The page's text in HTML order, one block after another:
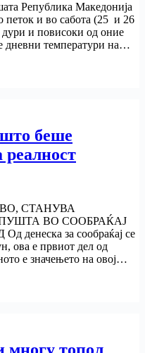
Република Македонија
петок и во сабота (25 и 26
дури и повисоки од оние
дневни температури на…
беше
реалност
СТАНУВА
ВО СООБРАЌАЈ
за сообраќај се
ова е првиот дел од
е значењето на овој…